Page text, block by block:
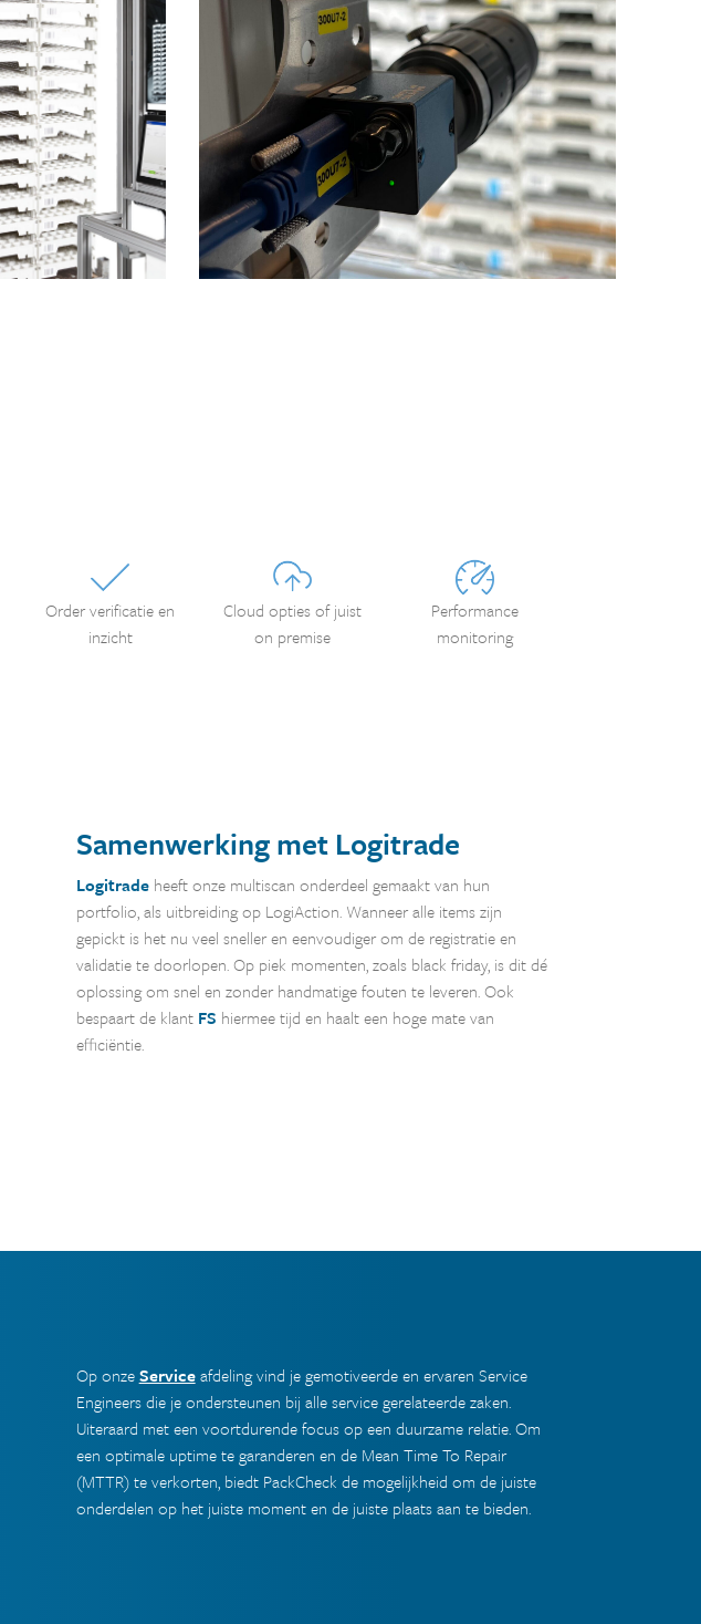
Order verificatie en
inzicht
Cloud opties of juist
on premise
Performance
monitoring
Samenwerking met Logitrade
Logitradeheeft onze multiscan onderdeel gemaakt van hun
portfolio, als uitbreiding op LogiAction. Wanneer alle items zijn
gepickt is het nu veel sneller en eenvoudiger om de registratie en
validatie te doorlopen. Op piek momenten, zoals black friday, is dit dé
oplossing om snel en zonder handmatige fouten te leveren. Ook
bespaart de klant FS hiermee tijd en haalt een hoge mate van
efficiëntie.
Op onzeServiceafdeling vind je gemotiveerde en ervaren Service
Engineers die je ondersteunen bij alle service gerelateerde zaken.
Uiteraard met een voortdurende focus op een duurzame relatie. Om
een optimale uptime te garanderen en de Mean Time To Repair
(MTTR) te verkorten, biedt PackCheck de mogelijkheid om de juiste
onderdelen op het juiste moment en de juiste plaats aan te bieden.